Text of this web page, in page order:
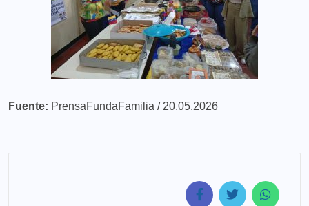
Fuente: PrensaFundaFamilia / 20.05.2026